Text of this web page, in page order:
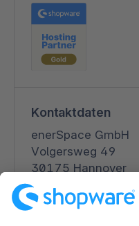
Kontaktdaten
enerSpace GmbH
Volgersweg 49
30175 Hannover
Deutschland
Telefon:+49 511